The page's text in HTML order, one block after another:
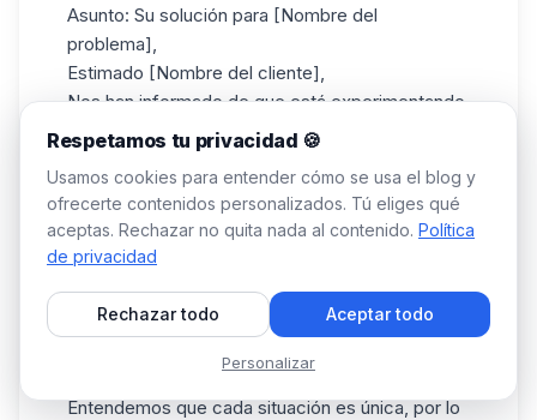
Asunto: Su solución para [Nombre del
problema],
Estimado [Nombre del cliente],
Nos han informado de que está experimentando
dificultades con [describa la situación].
Entendemos lo frustrante que esto puede ser, y
nos comprometemos a ayudarle a encontrar una
solución que funcione para usted.
Tras estudiar detenidamente su problema, nos
complace ofrecerle las siguientes soluciones:
[Inserte la solución 1 en detalle]
[Inserte la solución 2 en detalle]
Entendemos que cada situación es única, por lo
Respetamos tu privacidad 🍪
Usamos cookies para entender cómo se usa el blog y
ofrecerte contenidos personalizados. Tú eliges qué
aceptas. Rechazar no quita nada al contenido. Política
de privacidad
Rechazar todo Aceptar todo
Personalizar